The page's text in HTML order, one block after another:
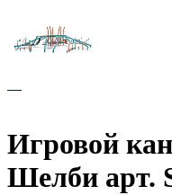
Игровой
Шелби арт.